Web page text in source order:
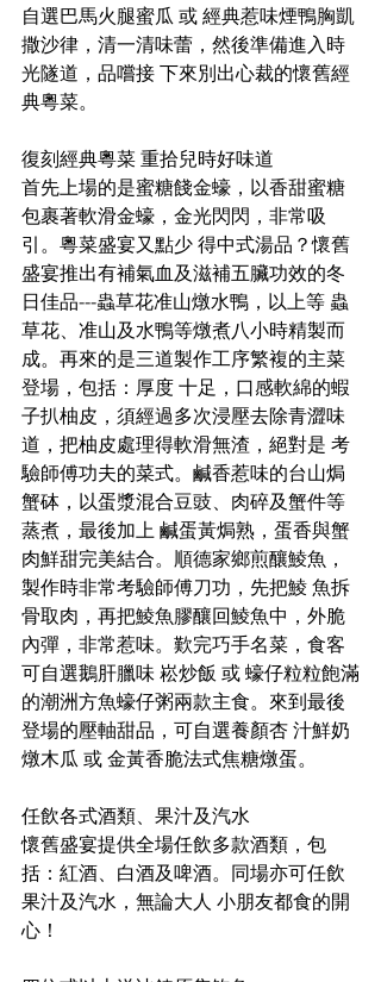
自選巴馬火腿蜜瓜 或 經典惹味煙鴨胸凱
撒沙律，清一清味蕾，然後準備進入時
光隧道，品嚐接 下來別出心裁的懷舊經
典粵菜。
復刻經典粵菜 重拾兒時好味道
首先上場的是蜜糖餞金蠔，以香甜蜜糖
包裹著軟滑金蠔，金光閃閃，非常吸
引。粵菜盛宴又點少 得中式湯品？懷舊
盛宴推出有補氣血及滋補五臟功效的冬
日佳品---蟲草花准山燉水鴨，以上等 蟲
草花、准山及水鴨等燉煮八小時精製而
成。再來的是三道製作工序繁複的主菜
登場，包括：厚度 十足，口感軟綿的蝦
子扒柚皮，須經過多次浸壓去除青澀味
道，把柚皮處理得軟滑無渣，絕對是 考
驗師傅功夫的菜式。鹹香惹味的台山焗
蟹砵，以蛋漿混合豆豉、肉碎及蟹件等
蒸煮，最後加上 鹹蛋黃焗熟，蛋香與蟹
肉鮮甜完美結合。順德家鄉煎釀鯪魚，
製作時非常考驗師傅刀功，先把鯪 魚拆
骨取肉，再把鯪魚膠釀回鯪魚中，外脆
內彈，非常惹味。歎完巧手名菜，食客
可自選鵝肝臘味 崧炒飯 或 蠔仔粒粒飽滿
的潮洲方魚蠔仔粥兩款主食。來到最後
登場的壓軸甜品，可自選養顏杏 汁鮮奶
燉木瓜 或 金黃香脆法式焦糖燉蛋。
任飲各式酒類、果汁及汽水
懷舊盛宴提供全場任飲多款酒類，包
括：紅酒、白酒及啤酒。同場亦可任飲
果汁及汽水，無論大人 小朋友都食的開
心！